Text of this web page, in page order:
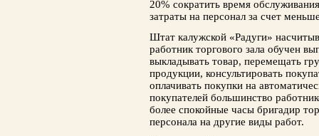
20% сократить время
затраты на персонал за счет
Штат калужской «Радуги»
работник торгового зала обучен
выкладывать товар, перемещать
продукции, консультировать
оплачивать покупки на
покупателей большинство
более спокойные часы бригадир
персонала на другие виды работ.